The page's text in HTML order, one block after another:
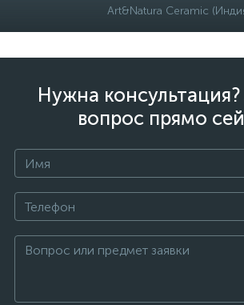
Art&Natura Ceramic
Нужна
вопрос прямо